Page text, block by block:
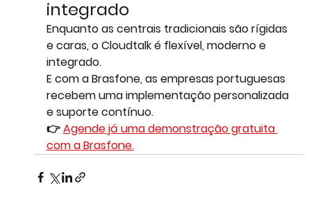
integrado
Enquanto as centrais tradicionais são rígidas
e caras, o Cloudtalk é flexível, moderno e
integrado.
E com a Brasfone, as empresas portuguesas
recebem uma implementação personalizada
e suporte contínuo.
👉 Agende já uma demonstração gratuita
com a Brasfone.